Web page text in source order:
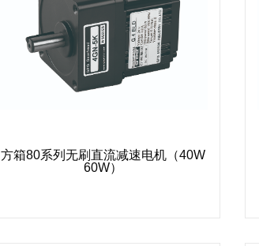
方箱80系列无刷直流减速电机（40W
60W）